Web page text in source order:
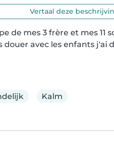
Vertaal deze
de mes 3 frère et mes
douer avec les enfants
Kalm